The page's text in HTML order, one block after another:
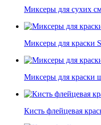
Миксеры для сухих
Миксеры для краски
Миксеры для краски
Кисть флейцевая